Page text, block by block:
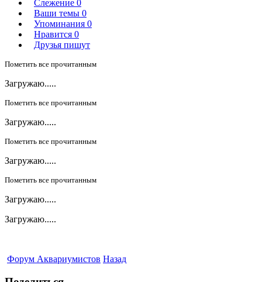
Слежение 0
Ваши темы 0
Упоминания 0
Нравится 0
Друзья пишут
Пометить все прочитанным
Загружаю.....
Пометить все прочитанным
Загружаю.....
Пометить все прочитанным
Загружаю.....
Пометить все прочитанным
Загружаю.....
Загружаю.....
Форум Аквариумистов Назад